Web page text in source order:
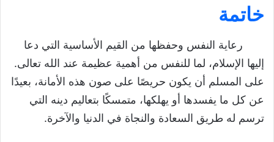
خاتمة
رعاية النفس وحفظها من القيم الأساسية التي دعا
إليها الإسلام، لما للنفس من أهمية عظيمة عند الله تعالى.
على المسلم أن يكون حريصًا على صون هذه الأمانة، بعيدًا
عن كل ما يفسدها أو يهلكها، متمسكًا بتعاليم دينه التي
ترسم له طريق السعادة والنجاة في الدنيا والآخرة.